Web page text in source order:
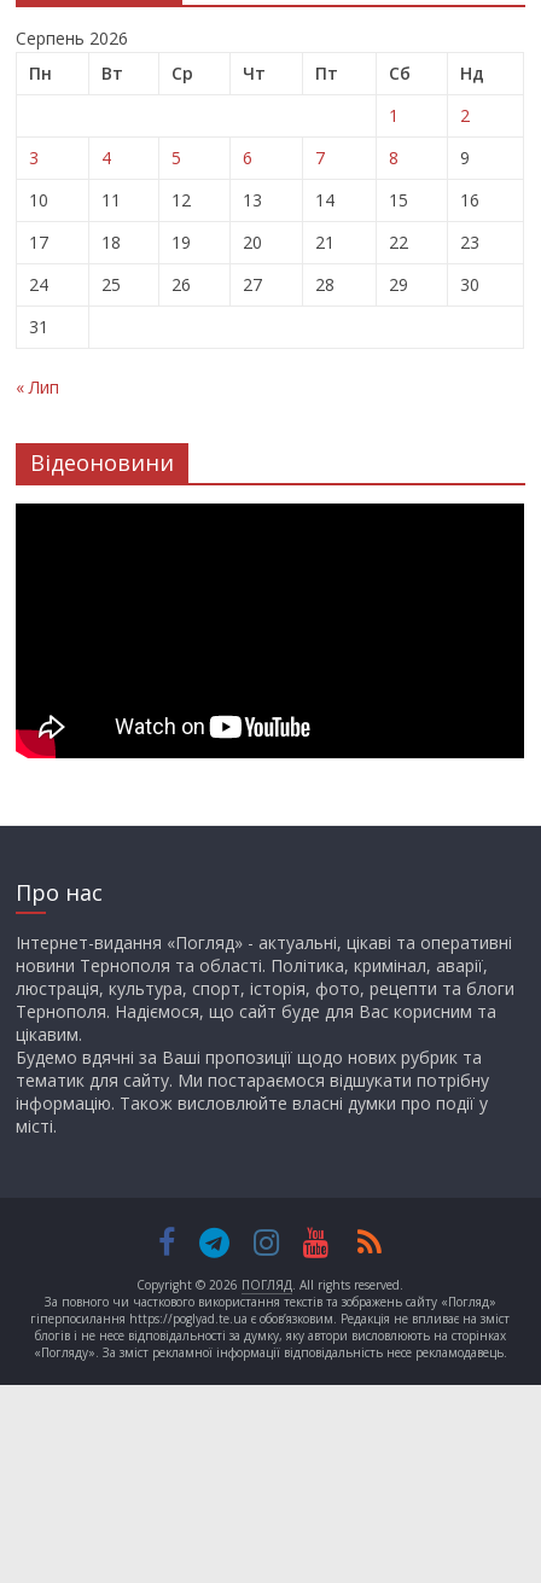
Серпень 2026
Пн
Вт Ср Чт Пт Сб
Нд
1
2
3
4 5 6 7 8
9
10
11 12 13 14 15
16
17
18 19 20 21 22
23
24
25 26 27 28 29
30
31
« Лип
Відеоновини
Про нас
Інтернет-видання «Погляд» - актуальні, цікаві та оперативні
новини Тернополя та області. Політика, кримінал, аварії,
люстрація, культура, спорт, історія, фото, рецепти та блоги
Тернополя. Надіємося, що сайт буде для Вас корисним та
цікавим.
Будемо вдячні за Ваші пропозиції щодо нових рубрик та
тематик для сайту. Ми постараємося відшукати потрібну
інформацію. Також висловлюйте власні думки про події у
місті.
Copyright © 2026 ПОГЛЯД . All rights reserved.
За повного чи часткового використання текстів та зображень сайту «Погляд»
гіперпосилання https://poglyad.te.ua є обов’язковим. Редакція не впливає на зміст
блогів і не несе відповідальності за думку, яку автори висловлюють на сторінках
«Погляду». За зміст рекламної інформації відповідальність несе рекламодавець.